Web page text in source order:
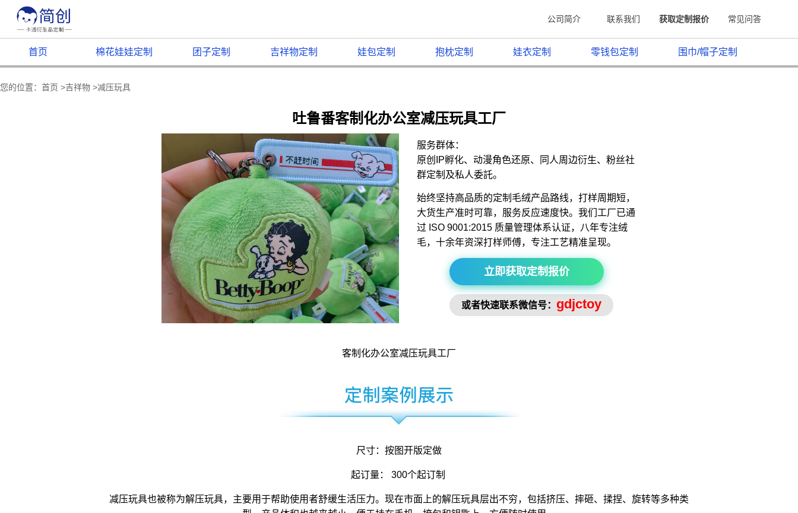
公司简介 联系我们 获取定制报价 常见问答
首页 棉花娃娃定制 团子定制 吉祥物定制 娃包定制 抱枕定制 娃衣定制 零钱包定制 围巾/帽子定制
您的位置： 首页 >吉祥物 >减压玩具
吐鲁番客制化办公室减压玩具工厂
服务群体：
原创IP孵化、动漫角色还原、同人周边衍生、粉丝社
群定制及私人委託。
始终坚持高品质的定制毛绒产品路线，打样周期短，
大货生产准时可靠，服务反应速度快。我们工厂已通
过 ISO 9001:2015 质量管理体系认证，八年专注绒
毛，十余年资深打样师傅，专注工艺精准呈现。
立即获取定制报价
或者快速联系微信号： gdjctoy
客制化办公室减压玩具工厂
尺寸：按图开版定做
起订量： 300个起订制
减压玩具也被称为解压玩具，主要用于帮助使用者舒缓生活压力。现在市面上的解压玩具层出不穷，包括挤压、摔砸、揉捏、旋转等多种类